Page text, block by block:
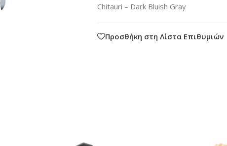
Chitauri – Dark Bluish Gray
Προσθήκη στη Λίστα Επιθυμιών